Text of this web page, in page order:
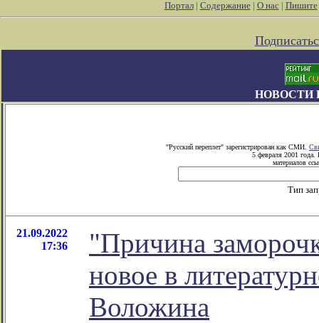
Портал| Содержание| О нас| Пишите
НОВОСТИ
"Русский переплет" зарегистрирован как СМИ.
5 февраля 2001 года.
материалов
Тип
21.09.2022
17:36
"Причина
новое в
Воложина